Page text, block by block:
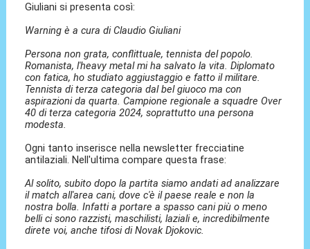
Giuliani si presenta così:
Warning è a cura di Claudio Giuliani
Persona non grata, conflittuale, tennista del popolo.
Romanista, l'heavy metal mi ha salvato la vita. Diplomato
con fatica, ho studiato aggiustaggio e fatto il militare.
Tennista di terza categoria dal bel giuoco ma con
aspirazioni da quarta. Campione regionale a squadre Over
40 di terza categoria 2024, soprattutto una persona
modesta.
Ogni tanto inserisce nella newsletter frecciatine
antilaziali. Nell'ultima compare questa frase:
Al solito, subito dopo la partita siamo andati ad analizzare
il match all'area cani, dove c'è il paese reale e non la
nostra bolla. Infatti a portare a spasso cani più o meno
belli ci sono razzisti, maschilisti, laziali e, incredibilmente
direte voi, anche tifosi di Novak Djokovic.